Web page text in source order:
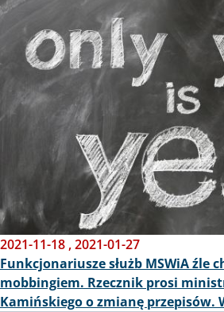
Obraz
2021-11-18 ,2021-01-27
Funkcjonariusze służb MSWiA źle
mobbingiem. Rzecznik prosi
Kamińskiego o zmianę przepisów.